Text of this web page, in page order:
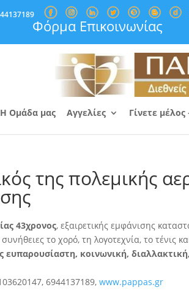
Φόρμα Επικοινωνίας
Η Ομάδα μας Αγγελίες Γίνετε
της πολεμικής
43χρονος, εξαιρετικής εμφάνισης
το χορό, τη λογοτεχνία, το τένις
ευπαρουσίαστη, κοινωνική,
6944137189,www.pappas.gr